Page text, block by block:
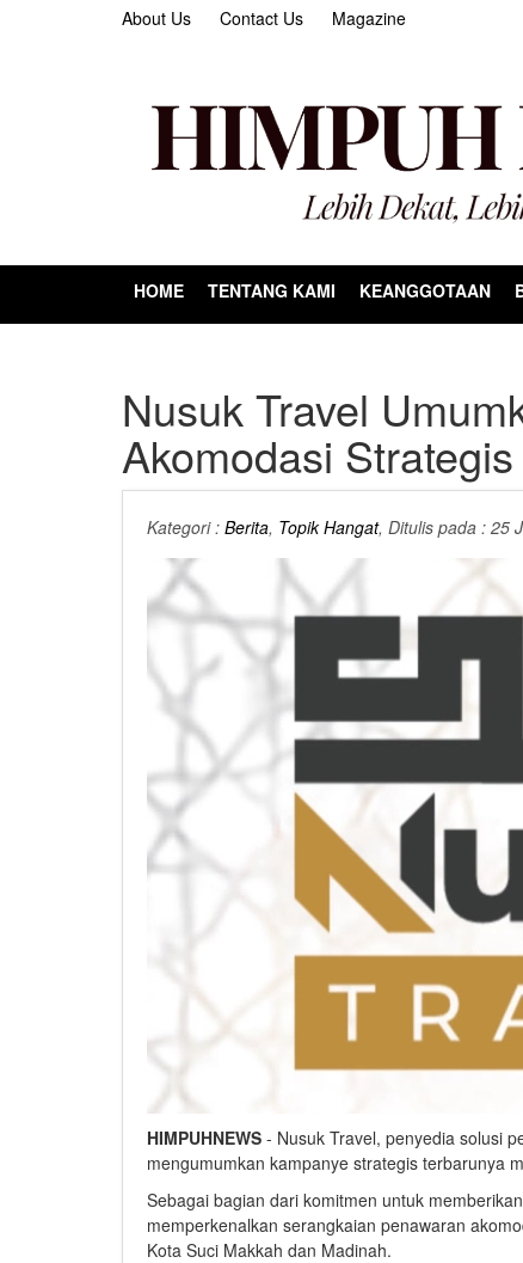
About Us Contact Us Magazine
HOME TENTANG KAMI KEANGGOTAAN
Nusuk Travel
Akomodasi
Kategori : Berita, Topik Hangat, Ditulis pada : 25
HIMPUHNEWS - Nusuk Travel, penyedia solusi
mengumumkan kampanye strategis terbarunya
Sebagai bagian dari komitmen untuk
memperkenalkan serangkaian penawaran
Kota Suci Makkah dan Madinah.